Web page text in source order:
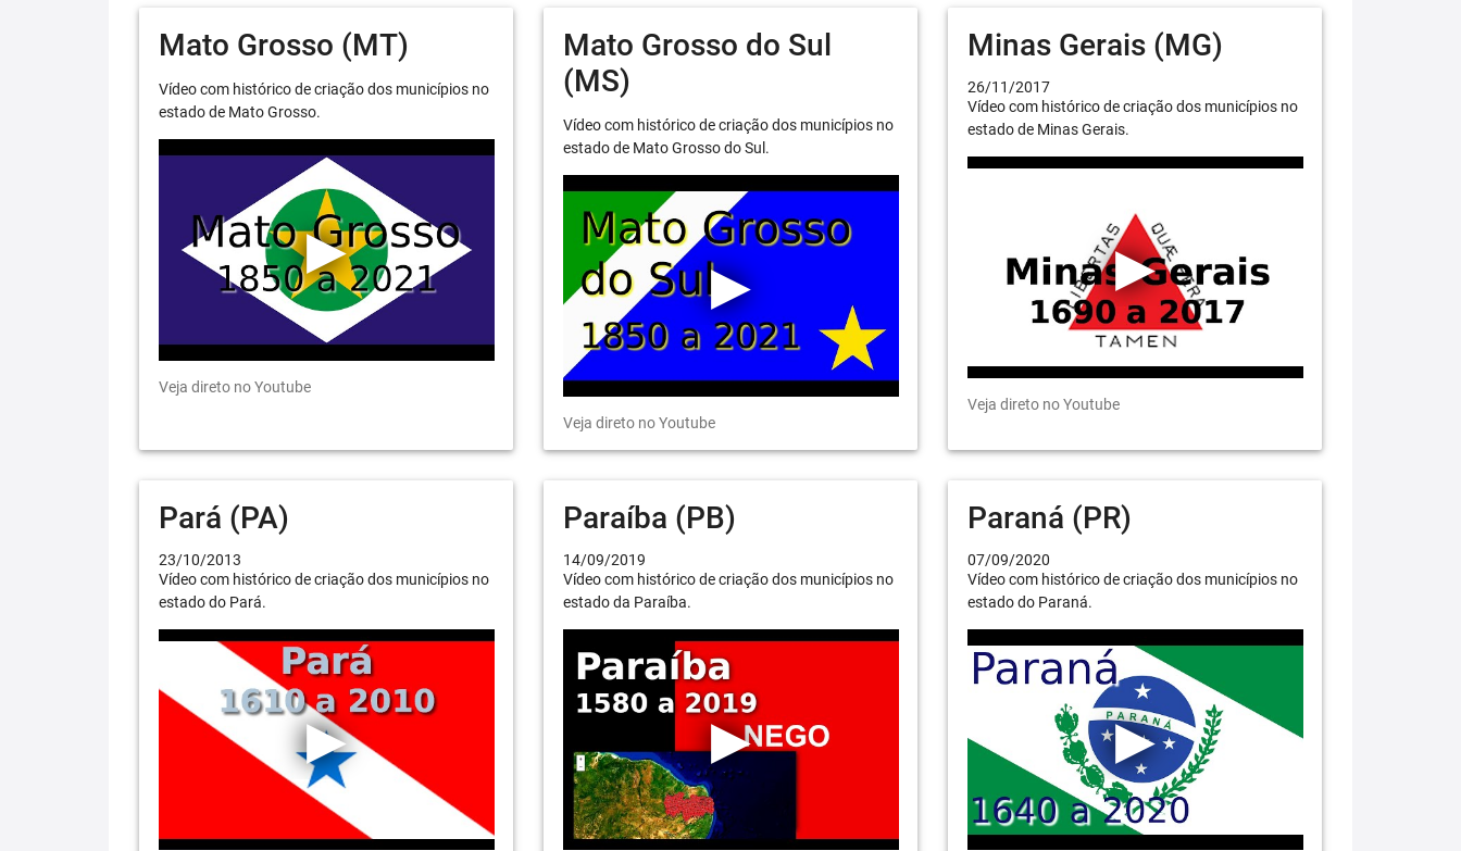
Mato Grosso (MT)
Vídeo com histórico de criação dos municípios no
estado de Mato Grosso.
Veja direto no Youtube
Mato Grosso do Sul
(MS)
Vídeo com histórico de criação dos municípios no
estado de Mato Grosso do Sul.
Veja direto no Youtube
Minas Gerais (MG)
26/11/2017
Vídeo com histórico de criação dos municípios no
estado de Minas Gerais.
Veja direto no Youtube
Pará (PA)
23/10/2013
Vídeo com histórico de criação dos municípios no
estado do Pará.
Paraíba (PB)
14/09/2019
Vídeo com histórico de criação dos municípios no
estado da Paraíba.
Paraná (PR)
07/09/2020
Vídeo com histórico de criação dos municípios no
estado do Paraná.